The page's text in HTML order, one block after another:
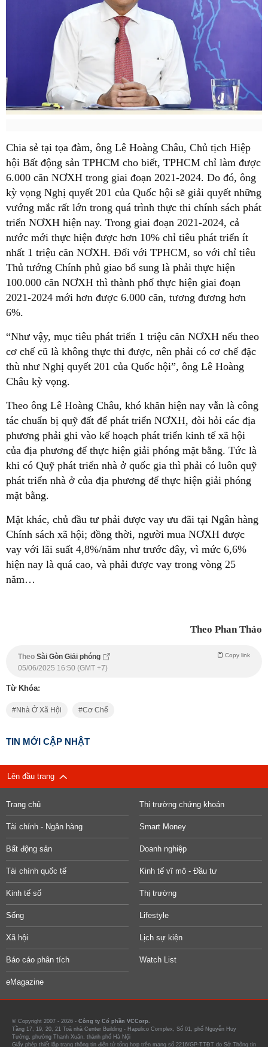
Chia sẻ tại tọa đàm, ông Lê Hoàng Châu, Chủ tịch Hiệp
hội Bất động sản TPHCM cho biết, TPHCM chỉ làm được
6.000 căn NƠXH trong giai đoạn 2021-2024. Do đó, ông
kỳ vọng Nghị quyết 201 của Quốc hội sẽ giải quyết những
vướng mắc rất lớn trong quá trình thực thi chính sách phát
triển NƠXH hiện nay. Trong giai đoạn 2021-2024, cả
nước mới thực hiện được hơn 10% chỉ tiêu phát triển ít
nhất 1 triệu căn NƠXH. Đối với TPHCM, so với chỉ tiêu
Thủ tướng Chính phủ giao bổ sung là phải thực hiện
100.000 căn NƠXH thì thành phố thực hiện giai đoạn
2021-2024 mới hơn được 6.000 căn, tương đương hơn
6%.
“Như vậy, mục tiêu phát triển 1 triệu căn NƠXH nếu theo
cơ chế cũ là không thực thi được, nên phải có cơ chế đặc
thù như Nghị quyết 201 của Quốc hội”, ông Lê Hoàng
Châu kỳ vọng.
Theo ông Lê Hoàng Châu, khó khăn hiện nay vẫn là công
tác chuẩn bị quỹ đất để phát triển NƠXH, đòi hỏi các địa
phương phải ghi vào kế hoạch phát triển kinh tế xã hội
của địa phương để thực hiện giải phóng mặt bằng. Tức là
khi có Quỹ phát triển nhà ở quốc gia thì phải có luôn quỹ
phát triển nhà ở của địa phương để thực hiện giải phóng
mặt bằng.
Mặt khác, chủ đầu tư phải được vay ưu đãi tại Ngân hàng
Chính sách xã hội; đồng thời, người mua NƠXH được
vay với lãi suất 4,8%/năm như trước đây, vì mức 6,6%
hiện nay là quá cao, và phải được vay trong vòng 25
năm…
Theo Phan Thảo
Theo Sài Gòn Giải phóng Copy link
05/06/2025 16:50 (GMT +7)
Từ Khóa:
Nhà Ở Xã Hội Cơ Chế
TIN MỚI CẬP NHẬT
Lên đầu trang
Trang chủ Thị trường chứng khoán
Tài chính - Ngân hàng Smart Money
Bất động sản Doanh nghiệp
Tài chính quốc tế Kinh tế vĩ mô - Đầu tư
Kinh tế số Thị trường
Sống Lifestyle
Xã hội Lịch sự kiện
Báo cáo phân tích Watch List
eMagazine
© Copyright 2007 - 2026 - Công ty Cổ phần VCCorp.
Tầng 17, 19, 20, 21 Toà nhà Center Building - Hapulico Complex, Số 01, phố Nguyễn Huy
Tưởng, phường Thanh Xuân, thành phố Hà Nội
Giấy phép thiết lập trang thông tin điện tử tổng hợp trên mạng số 2216/GP-TTĐT do Sở Thông tin